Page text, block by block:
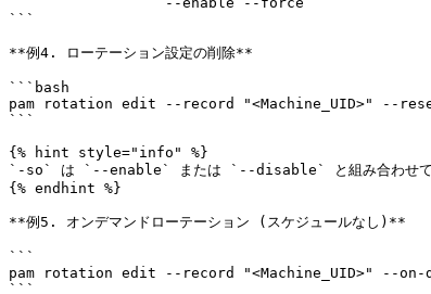
```
**例4. ローテーション設定の削除**
```bash
pam rotation edit --record "<Machine_UID>" --
```
{% hint style="info" %}
`-so` は `--enable` または `--disable` と組み合わせて使用す
{% endhint %}
**例5. オンデマンドローテーション (スケジュールなし)**
```
pam rotation edit --record "<Machine_UID>" --on-
```